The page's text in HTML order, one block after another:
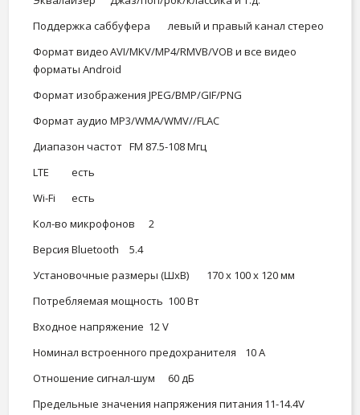
Поддержка саббуфера
левый и правый канал стерео
Формат видеоAVI/MKV/MP4/RMVB/VOB и все видео
форматы Android
Формат изображения JPEG/BMP/GIF/PNG
Формат аудио MP3/WMA/WMV//FLAC
Диапазон частот FM 87.5-108 Мгц
LTE
есть
Wi-Fi
есть
Кол-во микрофонов
2
Версия Bluetooth
5.4
Установочные размеры (ШхВ)
170 х 100 х 120 мм
Потребляемая мощность 100 Вт
Входное напряжение 12 V
Номинал встроенного предохранителя
10 А
Отношение сигнал-шум
60 дБ
Предельные значения напряжения питания 11-14.4V